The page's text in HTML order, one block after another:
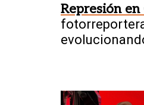
Represión en